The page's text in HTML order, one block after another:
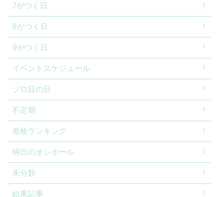
7がつく日
8がつく日
9がつく日
イベントスケジュール
ゾロ目の日
不定期
差枚ランキング
明日のオシホール
未分類
結果記事